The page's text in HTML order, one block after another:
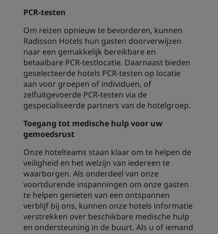
PCR-testen
Om reizen opnieuw te bevorderen, kunnen
Radisson Hotels hun gasten doorverwijzen
naar een gemakkelijk bereikbare en
betaalbare PCR-testlocatie. Daarnaast bieden
geselecteerde hotels PCR-testen op locatie
aan voor groepen of individuen, of
zelfuitgevoerde PCR-testen via de
gespecialiseerde partners van de hotelgroep.
Toegang tot medische hulp voor uw
gemoedsrust
Onze hotelteams staan klaar om te helpen de
veiligheid en het welzijn van iedereen te
waarborgen. Als onderdeel van onze
voortdurende inspanningen om onze gasten
te helpen genieten van een ontspannen
verblijf bij ons, kunnen onze hotels informatie
verstrekken over beschikbare medische hulp
en ondersteuning in de buurt. Als u of iemand